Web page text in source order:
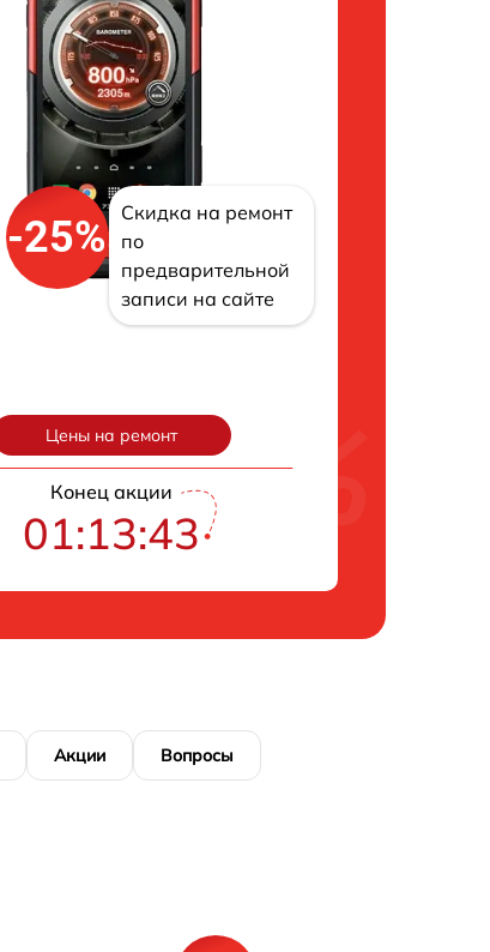
-25%
Скидка на ремонт
по
предварительной
записи на сайте
Цены на ремонт
Конец акции
01:13:42
Акции Вопросы